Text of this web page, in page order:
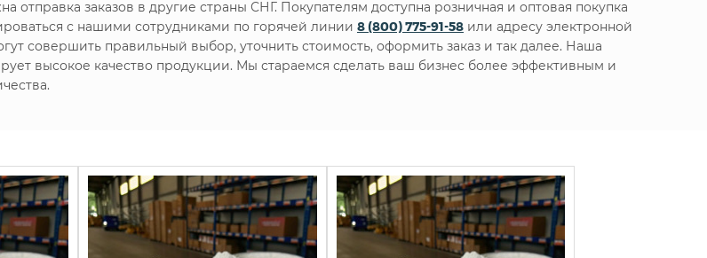
заказов в другие страны СНГ. Покупателям доступна розничная и оптовая покупка
с нашими сотрудниками по горячей линии 8 (800) 775-91-58 или адресу электронной
совершить правильный выбор, уточнить стоимость, оформить заказ и так далее. Наша
высокое качество продукции. Мы стараемся сделать ваш бизнес более эффективным и